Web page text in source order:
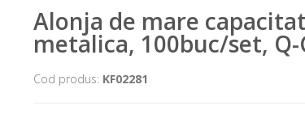
Alonja de mare
metalica, 100buc/set,
Cod produs: KF02281